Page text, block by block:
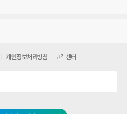
개인정보처리방침 고객센터